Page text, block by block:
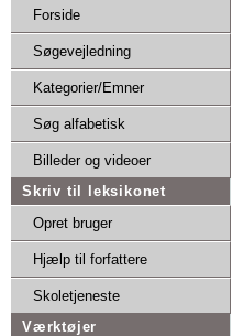
Forside
Søgevejledning
Kategorier/Emner
Søg alfabetisk
Billeder og videoer
Skriv til leksikonet
Opret bruger
Hjælp til forfattere
Skoletjeneste
Værktøjer